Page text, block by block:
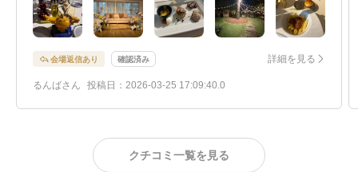
た。
デザートビュッフェは15品をパティシエの方と一つ一つ相
談しながら内容を決めていきました。
ただ、当日に二次会会場にて提供をしていただいたのです
が時間がなくて食べられなかったことは後悔しています。
ゲスト参加型の余興を行った為、優勝を目指して楽しんで
間が少なくなってしまった為余興をやるかどうかは検討す
べきだと感じました。
会場返信あり 確認済み 詳細を見る
るんばさん 投稿日：2026-03-25 17:09:40.0
クチコミ一覧を見る